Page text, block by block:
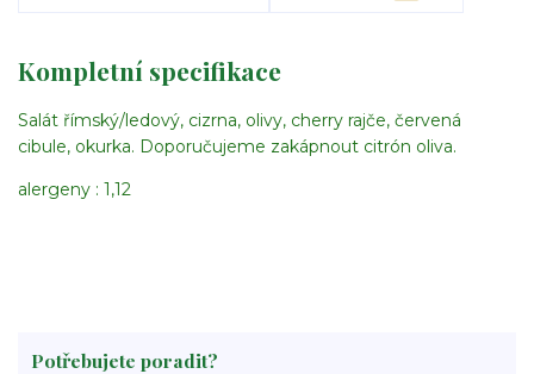
Kompletní specifikace
Salát římský/ledový, cizrna, olivy, cherry rajče, červená
cibule, okurka. Doporučujeme zakápnout citrón oliva.
alergeny : 1,12
Potřebujete poradit?